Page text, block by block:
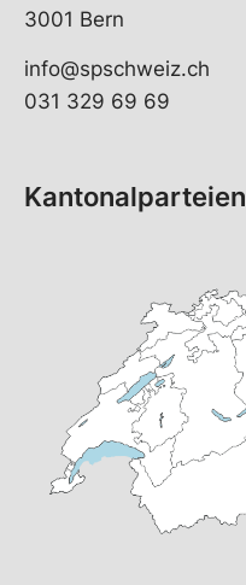
3001 Bern
info@spschweiz.ch
031 329 69 69
Kantonalparteien